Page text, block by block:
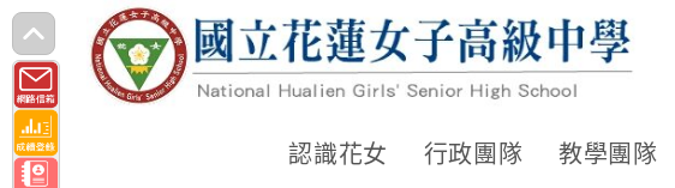
跳
轉
至
主
要
認識花女 行政團隊 教學團隊